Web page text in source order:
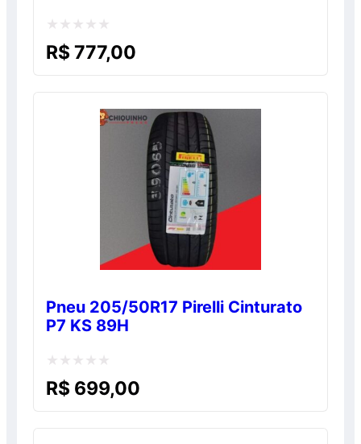
Avaliação
R$ 777,00
Pneu 205/50R17 Pirelli Cinturato
P7 KS 89H
Avaliação
R$ 699,00